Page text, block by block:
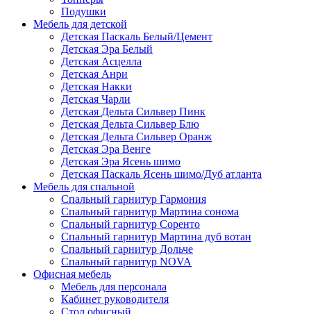
Подушки
Мебель для детской
Детская Паскаль Белый/Цемент
Детская Эра Белый
Детская Асцелла
Детская Анри
Детская Накки
Детская Чарли
Детская Дельта Сильвер Пинк
Детская Дельта Сильвер Блю
Детская Дельта Сильвер Оранж
Детская Эра Венге
Детская Эра Ясень шимо
Детская Паскаль Ясень шимо/Дуб атланта
Мебель для спальной
Спальный гарнитур Гармония
Спальный гарнитур Мартина сонома
Спальный гарнитур Соренто
Спальный гарнитур Мартина дуб вотан
Спальный гарнитур Дольче
Спальный гарнитур NOVA
Офисная мебель
Мебель для персонала
Кабинет руководителя
Стол офисный